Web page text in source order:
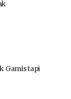
Gamis tapi